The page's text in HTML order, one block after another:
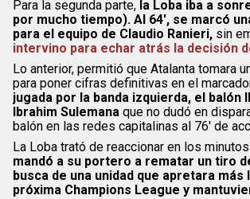
Para la segunda parte, la Loba iba a
por mucho tiempo). Al 64′, se marcó
para el equipo de Claudio Ranieri, sin
intervino para echar atrás la decisión
Lo anterior, permitió que Atalanta tomara
para poner cifras definitivas en el
jugada por la banda izquierda, el balón
Ibrahim Sulemana que no dudó en
balón en las redes capitalinas al 76′ de
La Loba trató de reaccionar en los
mandó a su portero a rematar un tiro
busca de una unidad que apretara más
próxima Champions League y